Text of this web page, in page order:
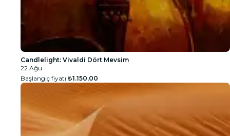
Candlelight: Vivaldi Dört Mevsim
22 Ağu
Başlangıç fiyatı ₺1.150,00